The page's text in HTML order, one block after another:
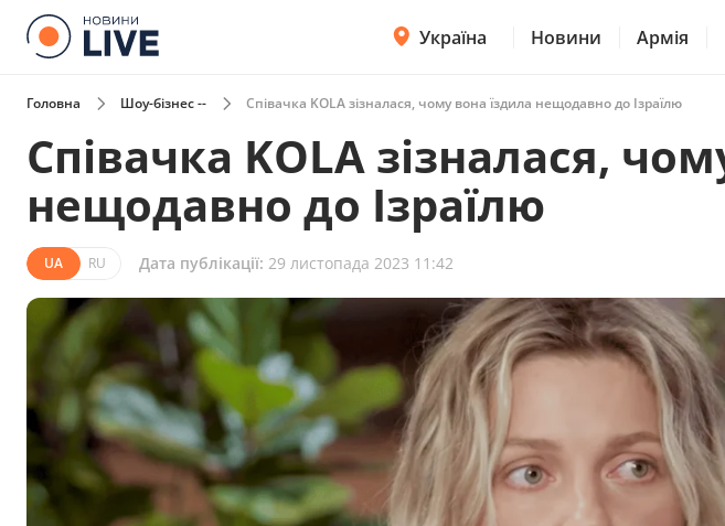
Україна Новини Армія
Головна Шоу-бізнес -- Співачка KOLA зізналася, чому вона їздила нещодавно до Ізраїлю
Співачка KOLA зізналася,
нещодавно до Ізраїлю
UA RU Дата публікації: 29 листопада 2023 11:42